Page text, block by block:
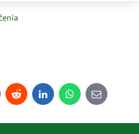
Reddit LinkedInWhatsApp
E-
mail